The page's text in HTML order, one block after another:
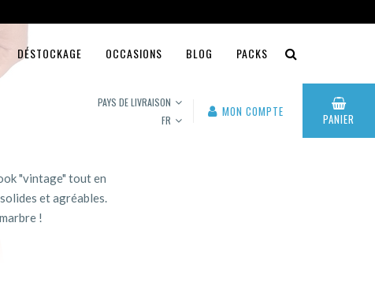
DÉSTOCKAGE OCCASIONS BLOG PACKS
PAYS DE LIVRAISON
FR
MON COMPTE PANIER
"vintage" tout en
et agréables.
!